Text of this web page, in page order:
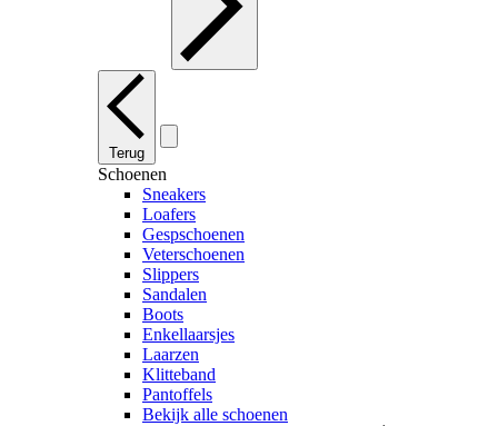
Terug
Schoenen
Sneakers
Loafers
Gespschoenen
Veterschoenen
Slippers
Sandalen
Boots
Enkellaarsjes
Laarzen
Klitteband
Pantoffels
Bekijk alle schoenen